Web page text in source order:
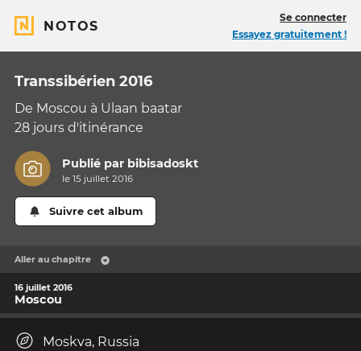
NOTOS
Se connecter
Essayez gratuitement !
Transsibérien 2016
De Moscou à Ulaan baatar
28 jours d'itinérance
Publié par bibisadoskt
le 15 juillet 2016
Suivre cet album
Aller au chapitre
16 juillet 2016
Moscou
Moskva, Russia